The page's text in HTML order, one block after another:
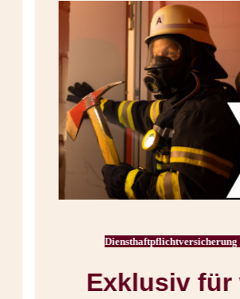
Diensthaftpflichtversicherung
Exklusiv für